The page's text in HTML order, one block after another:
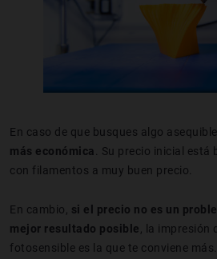
En caso de que busques algo asequible,
más económica . Su precio inicial
con filamentos a muy buen precio.
En cambio, si el precio no es un
mejor resultado posible , la impresión
fotosensible es la que te conviene